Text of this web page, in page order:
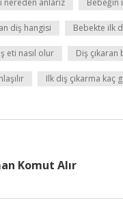
nereden anlarız Bebeğin
diş hangisi Bebekte ilk
eti nasıl olur Diş çıkaran
Ilk diş çıkarma kaç
Komut Alır